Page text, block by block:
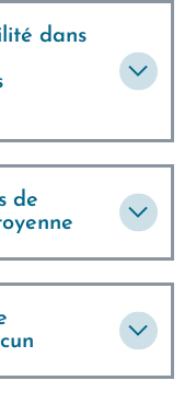
dans
de